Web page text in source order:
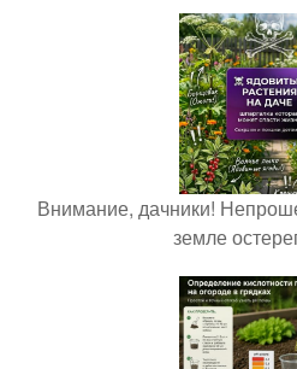
Внимание, дачники!
земле